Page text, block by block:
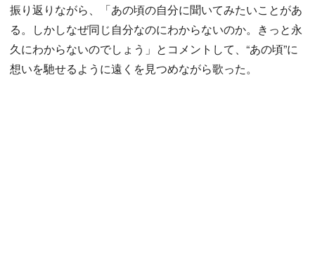
振り返りながら、「あの頃の自分に聞いてみたいことがあ
る。しかしなぜ同じ自分なのにわからないのか。きっと永
久にわからないのでしょう」とコメントして、“あの頃”に
想いを馳せるように遠くを見つめながら歌った。